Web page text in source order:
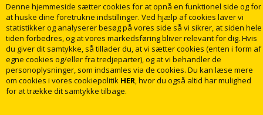
Denne hjemmeside sætter cookies for at opnå en funktionel side og for
at huske dine foretrukne indstillinger. Ved hjælp af cookies laver vi
statistikker og analyserer besøg på vores side så vi sikrer, at siden hele
tiden forbedres, og at vores markedsføring bliver relevant for dig. Hvis
du giver dit samtykke, så tillader du, at vi sætter cookies (enten i form af
egne cookies og/eller fra tredjeparter), og at vi behandler de
personoplysninger, som indsamles via de cookies. Du kan læse mere
om cookies i vores cookiepolitik HER, hvor du også altid har mulighed
for at trække dit samtykke tilbage.